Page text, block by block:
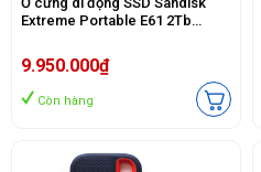
Extreme Portable E61 2Tb
và USB3.1/ 1050MB/s/
1000MB/s/ Đen)
9.950.000₫
Còn hàng